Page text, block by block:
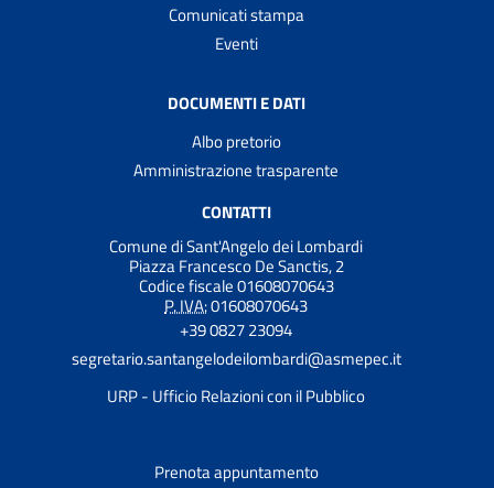
Comunicati stampa
Eventi
DOCUMENTI E DATI
Albo pretorio
Amministrazione trasparente
CONTATTI
Comune di Sant'Angelo dei Lombardi
Piazza Francesco De Sanctis, 2
Codice fiscale 01608070643
P. IVA:01608070643
+39 0827 23094
segretario.santangelodeilombardi@asmepec.it
URP - Ufficio Relazioni con il Pubblico
Prenota appuntamento